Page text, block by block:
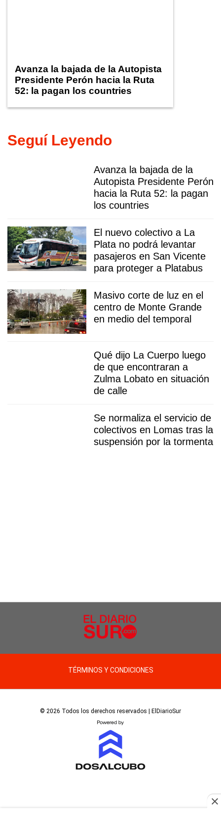
Avanza la bajada de la Autopista
Presidente Perón hacia la Ruta
52: la pagan los countries
Seguí Leyendo
Avanza la bajada de la
Autopista Presidente Perón
hacia la Ruta 52: la pagan
los countries
El nuevo colectivo a La
Plata no podrá levantar
pasajeros en San Vicente
para proteger a Platabus
Masivo corte de luz en el
centro de Monte Grande
en medio del temporal
Qué dijo La Cuerpo luego
de que encontraran a
Zulma Lobato en situación
de calle
Se normaliza el servicio de
colectivos en Lomas tras la
suspensión por la tormenta
TÉRMINOS Y CONDICIONES
© 2026 Todos los derechos reservados | ElDiarioSur